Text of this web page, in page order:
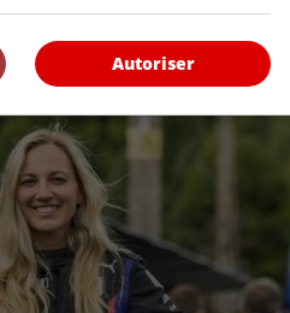
Cayenne électrique |
Autoriser